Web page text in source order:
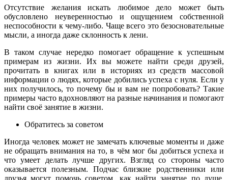
Отсутствие желания искать любимое дело может быть
обусловлено неуверенностью и ощущением собственной
неспособности к чему-либо. Чаще всего это безосновательные
мысли, а иногда даже склонность к лени.
В таком случае нередко помогает обращение к успешным
примерам из жизни. Их вы можете найти среди друзей,
прочитать в книгах или в историях из средств массовой
информации о людях, которые добились успеха с нуля. Если у
них получилось, то почему бы и вам не попробовать? Такие
примеры часто вдохновляют на разные начинания и помогают
найти своё занятие в жизни.
Обратитесь за советом
Иногда человек может не замечать ключевые моменты и даже
не обращать внимания на то, в чём мог бы добиться успеха и
что умеет делать лучше других. Взгляд со стороны часто
оказывается полезным. Подчас близкие родственники или